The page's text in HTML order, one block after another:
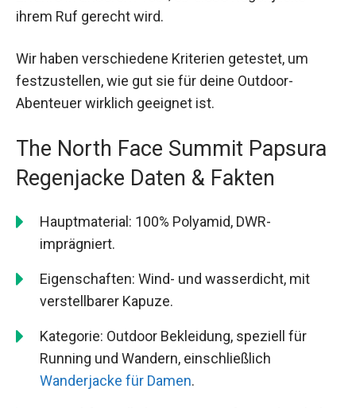
ihrem Ruf gerecht wird.
Wir haben verschiedene Kriterien getestet, um
festzustellen, wie gut sie für deine Outdoor-
Abenteuer wirklich geeignet ist.
The North Face Summit Papsura
Regenjacke Daten & Fakten
Hauptmaterial: 100% Polyamid, DWR-
imprägniert.
Eigenschaften: Wind- und wasserdicht, mit
verstellbarer Kapuze.
Kategorie: Outdoor Bekleidung, speziell für
Running und Wandern, einschließlich
Wanderjacke für Damen.